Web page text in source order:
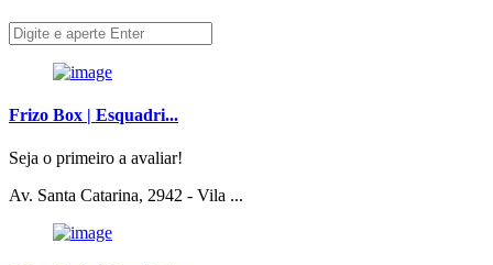
Frizo Box | Esquadri...
Seja o primeiro a avaliar!
Av. Santa Catarina, 2942 - Vila ...